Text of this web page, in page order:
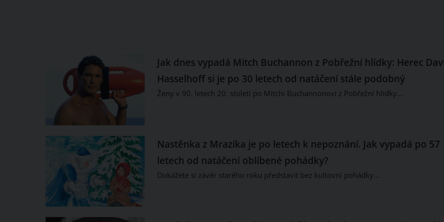
Jak dnes vypadá Mitch Buchannon z Pobřežní hlídky: Herec
Hasselhoff si je po 30 letech od natáčení stále podobný
Ženy v 90. letech 20. století po Mitchi Buchannonovi z Pobřežní hlídky…
Nastěnka z Mrazíka je po letech k nepoznání. Jak vypadá po 57
letech od natáčení oblíbené pohádky?
Dokážete si závěr starého roku představit bez kultovní pohádky…